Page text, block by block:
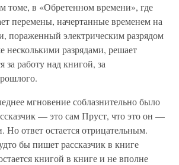
томе, в «Обретенном времени», где
перемены, начертанные временем на
пораженный электрическим разрядом
несколькими разрядами, решает
за работу над книгой, за
мгновение соблазнительно было
— это сам Пруст, что это он —
Но ответ остается отрицательным.
бы пишет рассказчик в книге
книгой в книге и не вполне